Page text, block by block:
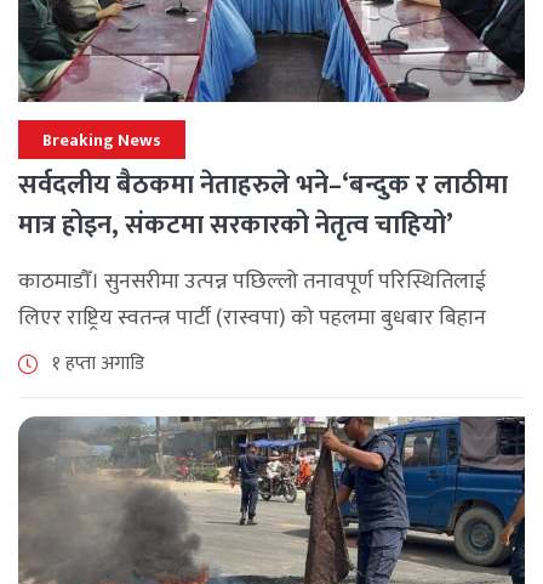
Breaking News
सर्वदलीय बैठकमा नेताहरुले भने–‘बन्दुक र लाठीमा
मात्र होइन, संकटमा सरकारको नेतृत्व चाहियो’
काठमाडौँ। सुनसरीमा उत्पन्न पछिल्लो तनावपूर्ण परिस्थितिलाई
लिएर राष्ट्रिय स्वतन्त्र पार्टी (रास्वपा) को पहलमा बुधबार बिहान
सिंहदरबारमा सर्वदलीय बैठक जारी छ। रास्वपाका सभापति रवि
१ हप्ता अगाडि